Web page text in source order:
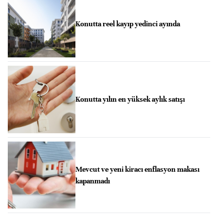
Konutta reel kayıp yedinci ayında
Konutta yılın en yüksek aylık satışı
Mevcut ve yeni kiracı enflasyon makası
kapanmadı